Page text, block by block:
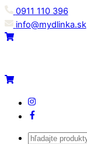
Skip
to
content
0911 110 396
info@mydlinka.sk
Menu
Cart
Cart
Products